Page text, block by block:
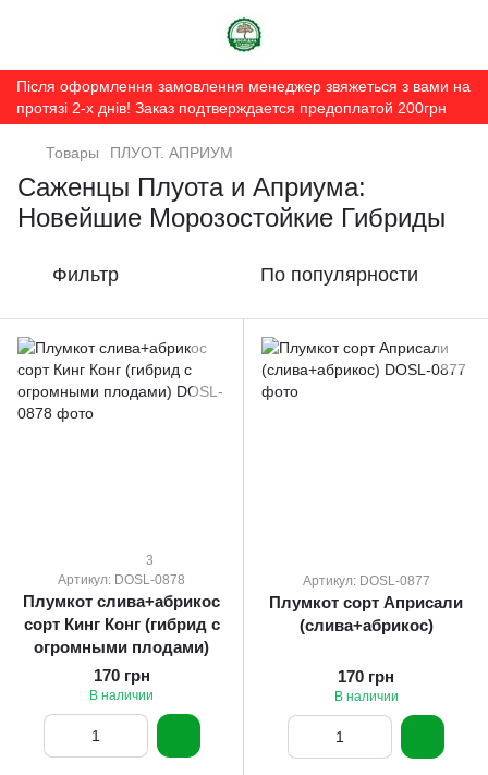
Після оформлення замовлення менеджер звяжеться з вами на
протязі 2-х днів! Заказ подтверждается предоплатой 200грн
Товары ПЛУОТ. АПРИУМ
Саженцы Плуота и Априума:
Новейшие Морозостойкие Гибриды
Фильтр По популярности
3
Артикул: DOSL-0878
Плумкот слива+абрикос
сорт Кинг Конг (гибрид с
огромными плодами)
170 грн
В наличии
Артикул: DOSL-0877
Плумкот сорт Априсали
(слива+абрикос)
170 грн
В наличии